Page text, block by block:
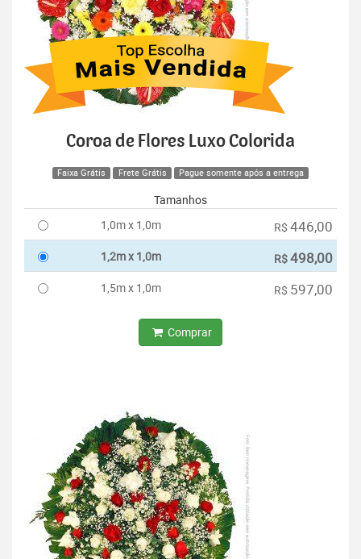
Coroa de Flores Luxo Colorida
Faixa Grátis Frete Grátis Pague somente após a entrega
Tamanhos
1,0m x 1,0m
R$ 446,00
1,2m x 1,0m R$498,00
1,5m x 1,0m R$ 597,00
Comprar